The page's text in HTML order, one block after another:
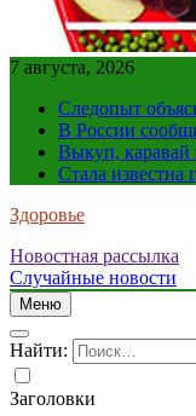
7 августа, 2026
Следопыт
В России
Выкуп, каравай
Стала известна
Здоровье
Новостная рассылка
Случайные новости
Меню
Найти:
Заголовки